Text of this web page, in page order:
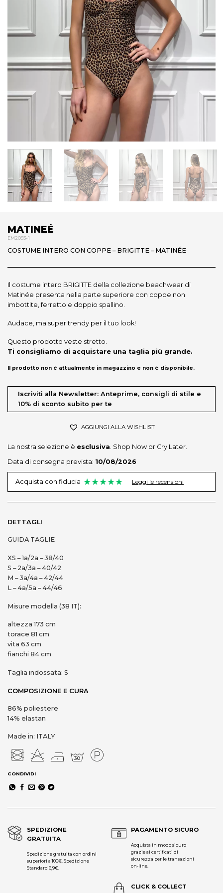
MATINEÉ
EM2093-1
COSTUME INTERO CON COPPE – BRIGITTE – MATINÉE
Il costume intero BRIGITTE della collezione beachwear di
Matinée presenta nella parte superiore con coppe non
imbottite, ferretto e doppio spallino.
Audace, ma super trendy per il tuo look!
Questo prodotto veste stretto.
Ti consigliamo di acquistare una taglia più grande.
Il prodotto non è attualmente in magazzino e non è disponibile.
Iscriviti alla Newsletter: Anteprime, consigli di stile e
10% di sconto subito per te
AGGIUNGI ALLA WISHLIST
La nostra selezione è esclusiva. Shop Now or Cry Later.
Data di consegna prevista: 10/08/2026
Acquista con fiducia ★★★★★ Leggi le recensioni
DETTAGLI
GUIDA TAGLIE
XS – 1a/2a – 38/40
S – 2a/3a – 40/42
M – 3a/4a – 42/44
L – 4a/5a – 44/46
Misure modella (38 IT):
altezza 173 cm
torace 81 cm
vita 63 cm
fianchi 84 cm
Taglia indossata: S
COMPOSIZIONE E CURA
86% poliestere
14% elastan
Made in: ITALY
CONDIVIDI
SPEDIZIONE
GRATUITA
Spedizione gratuita con ordini
superiori a 100€. Spedizione
Standard 6,9€.
PAGAMENTO SICURO
Acquista in modo sicuro
grazie ai certificati di
sicurezza per le transazioni
on-line.
CLICK & COLLECT